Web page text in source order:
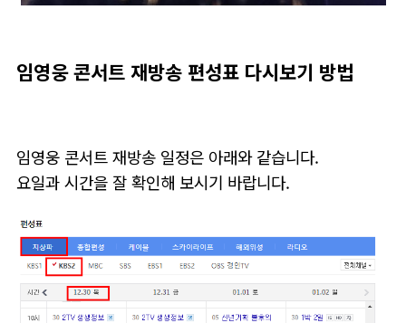
임영웅 콘서트 재방송 편성표 다시보기 방법
임영웅 콘서트 재방송 일정은 아래와 같습니다.
요일과 시간을 잘 확인해 보시기 바랍니다.